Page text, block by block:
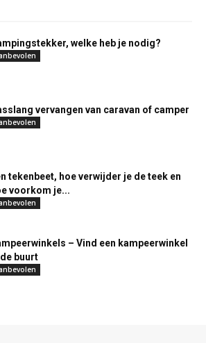
welke heb je nodig?
vervangen van caravan of camper
tekenbeet, hoe verwijder je de teek en
voorkom je...
– Vind een kampeerwinkel
buurt